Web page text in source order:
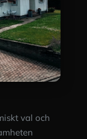
val och